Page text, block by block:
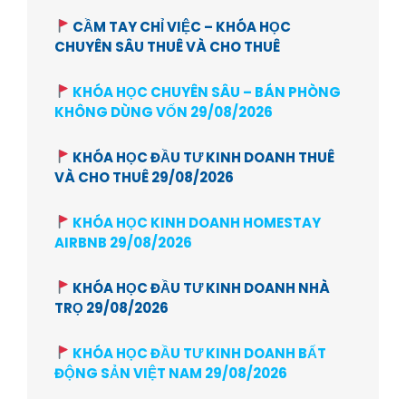
CẦM TAY CHỈ VIỆC – KHÓA HỌC
CHUYÊN SÂU THUÊ VÀ CHO THUÊ
KHÓA HỌC CHUYÊN SÂU – BÁN PHÒNG
KHÔNG DÙNG VỐN 29/08/2026
KHÓA HỌC ĐẦU TƯ KINH DOANH THUÊ
VÀ CHO THUÊ 29/08/2026
KHÓA HỌC KINH DOANH HOMESTAY
AIRBNB 29/08/2026
KHÓA HỌC ĐẦU TƯ KINH DOANH NHÀ
TRỌ 29/08/2026
KHÓA HỌC ĐẦU TƯ KINH DOANH BẤT
ĐỘNG SẢN VIỆT NAM 29/08/2026